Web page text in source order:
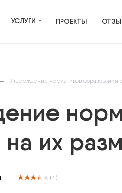
УСЛУГИ
АТМОСФЕРУ
ПРОЕКТЫ
Утверждение нормативов
на их
( 1 )